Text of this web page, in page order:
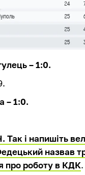
– 1:0.
– 1:0.
і напишіть
назвав
про роботу в КДК.